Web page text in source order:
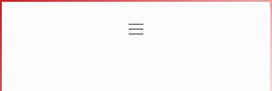
menüyü